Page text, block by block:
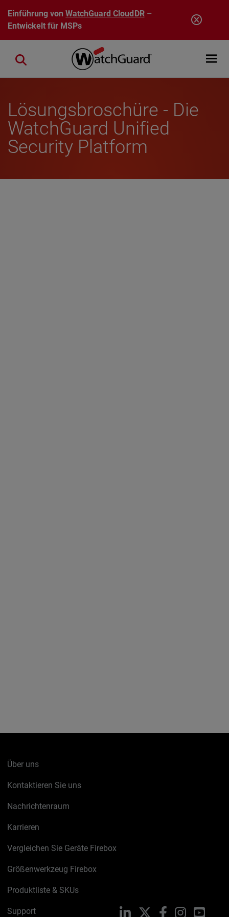
Direkt zum Inhalt
Einführung vonWatchGuard CloudDR–
Entwickelt für MSPs
Open
Close search
Lösungsbroschüre - Die
WatchGuard Unified
Security Platform
Über uns
Kontaktieren Sie uns
Nachrichtenraum
Karrieren
Vergleichen Sie Geräte Firebox
Größenwerkzeug Firebox
Produktliste & SKUs
Support LinkedIn FacebookInstagram